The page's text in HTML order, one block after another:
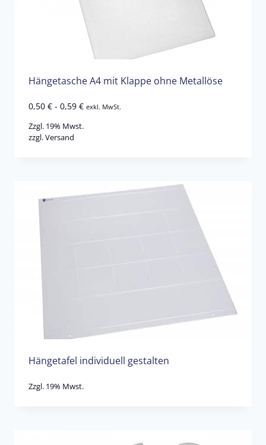
Hängetasche A4 mit Klappe ohne Metallöse
0,50 € - 0,59 € exkl. MwSt.
Zzgl. 19% Mwst.
zzgl.Versand
Hängetafel individuell gestalten
Zzgl. 19% Mwst.